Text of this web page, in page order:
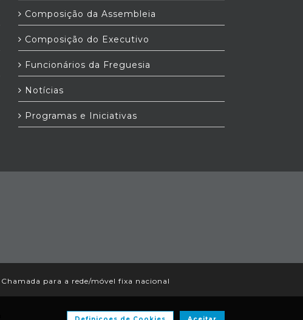
Composição da Assembleia
Composição do Executivo
Funcionários da Freguesia
Notícias
Programas e Iniciativas
Chamada para a rede/móvel fixa nacional